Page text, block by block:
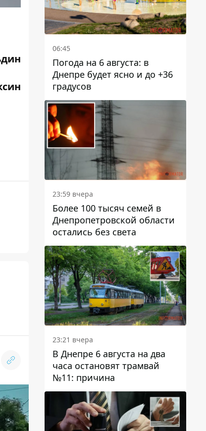
06:45
Погода на 6 августа: в
Днепре будет ясно и до +36
градусов
23:59 вчера
Более 100 тысяч семей в
Днепропетровской области
остались без света
23:21 вчера
В Днепре 6 августа на два
часа остановят трамвай
№11: причина